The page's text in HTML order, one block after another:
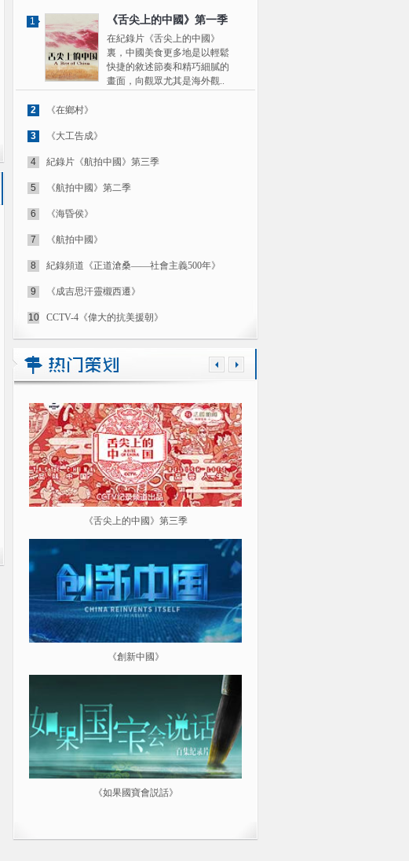
1 《舌尖上的中國》第一季
在紀錄片《舌尖上的中國》
裏，中國美食更多地是以輕鬆
快捷的敘述節奏和精巧細膩的
畫面，向觀眾尤其是海外觀..
2 《在鄉村》
3 《大工告成》
4 紀錄片《航拍中國》第三季
5 《航拍中國》第二季
6 《海昏侯》
7 《航拍中國》
8 紀錄頻道《正道滄桑——社會主義500年》
9 《成吉思汗靈櫬西遷》
10 CCTV-4《偉大的抗美援朝》
《舌尖上的中國》第三季
《創新中國》
《如果國寶會説話》